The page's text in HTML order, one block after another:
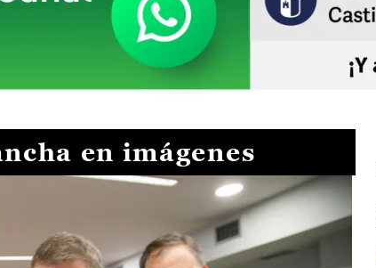
en imágenes